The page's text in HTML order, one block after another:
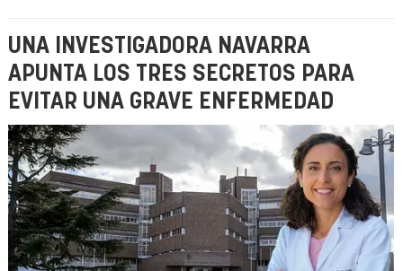
UNA INVESTIGADORA NAVARRA
APUNTA LOS TRES SECRETOS PARA
EVITAR UNA GRAVE ENFERMEDAD